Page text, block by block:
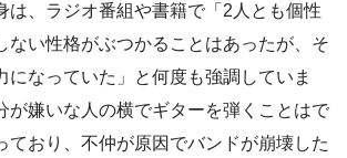
は、ラジオ番組や書籍で「2人とも個性
ない性格がぶつかることはあったが、そ
になっていた」と何度も強調していま
が嫌いな人の横でギターを弾くことはで
ており、不仲が原因でバンドが崩壊した